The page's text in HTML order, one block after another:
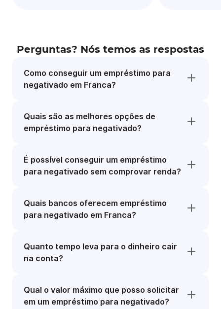
Perguntas? Nós temos as respostas
Como conseguir um empréstimo para
negativado em Franca?
Quais são as melhores opções de
empréstimo para negativado?
É possível conseguir um empréstimo
para negativado sem comprovar renda?
Quais bancos oferecem empréstimo
para negativado em Franca?
Quanto tempo leva para o dinheiro cair
na conta?
Qual o valor máximo que posso solicitar
em um empréstimo para negativado?